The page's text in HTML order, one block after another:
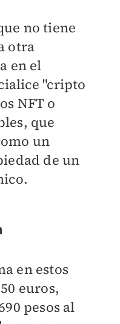
no tiene
otra
en el
"cripto
NFT o
que
un
de un
en estos
euros,
pesos al